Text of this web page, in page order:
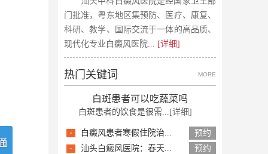
门批准，粤东地区集预防、医疗、康复、
科研、教学、国际交流于一体的高品质、
现代化专业白癜风医院... [详细]
热门关键词 MORE
白斑患者可以吃蔬菜吗
白斑患者的饮食是很需... [详细]
· 白癜风患者寒假住院治... 预约
· 汕头白癜风医院：春天... 预约